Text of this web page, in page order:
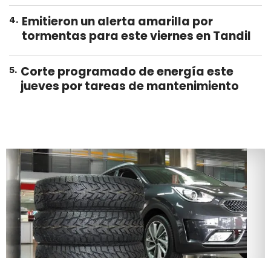
4. Emitieron un alerta amarilla por
tormentas para este viernes en Tandil
5. Corte programado de energía este
jueves por tareas de mantenimiento